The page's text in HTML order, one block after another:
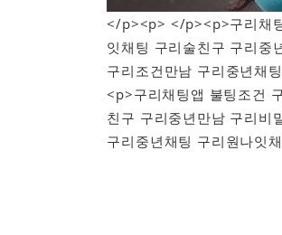
</p><p> </p><p>구리채
잇채팅 구리술친구 구리중
구리조건만남 구리중년채
<p>구리채팅앱 불팅조건
친구 구리중년만남 구리비
구리중년채팅 구리원나잇